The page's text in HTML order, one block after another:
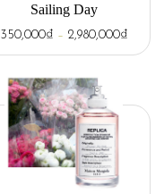
Sailing Day
350,000₫ – 2,980,000₫